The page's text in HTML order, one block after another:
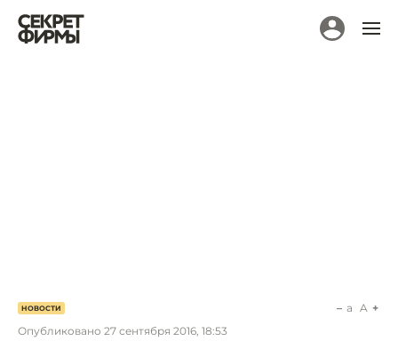
НОВОСТИ
Опубликовано 27 сентября 2016, 18:53
a A